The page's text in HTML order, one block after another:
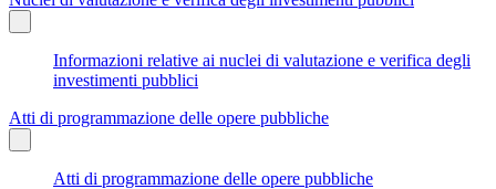
Informazioni relative ai nuclei di valutazione e verifica degli
investimenti pubblici
Atti di programmazione delle opere pubbliche
Atti di programmazione delle opere pubbliche